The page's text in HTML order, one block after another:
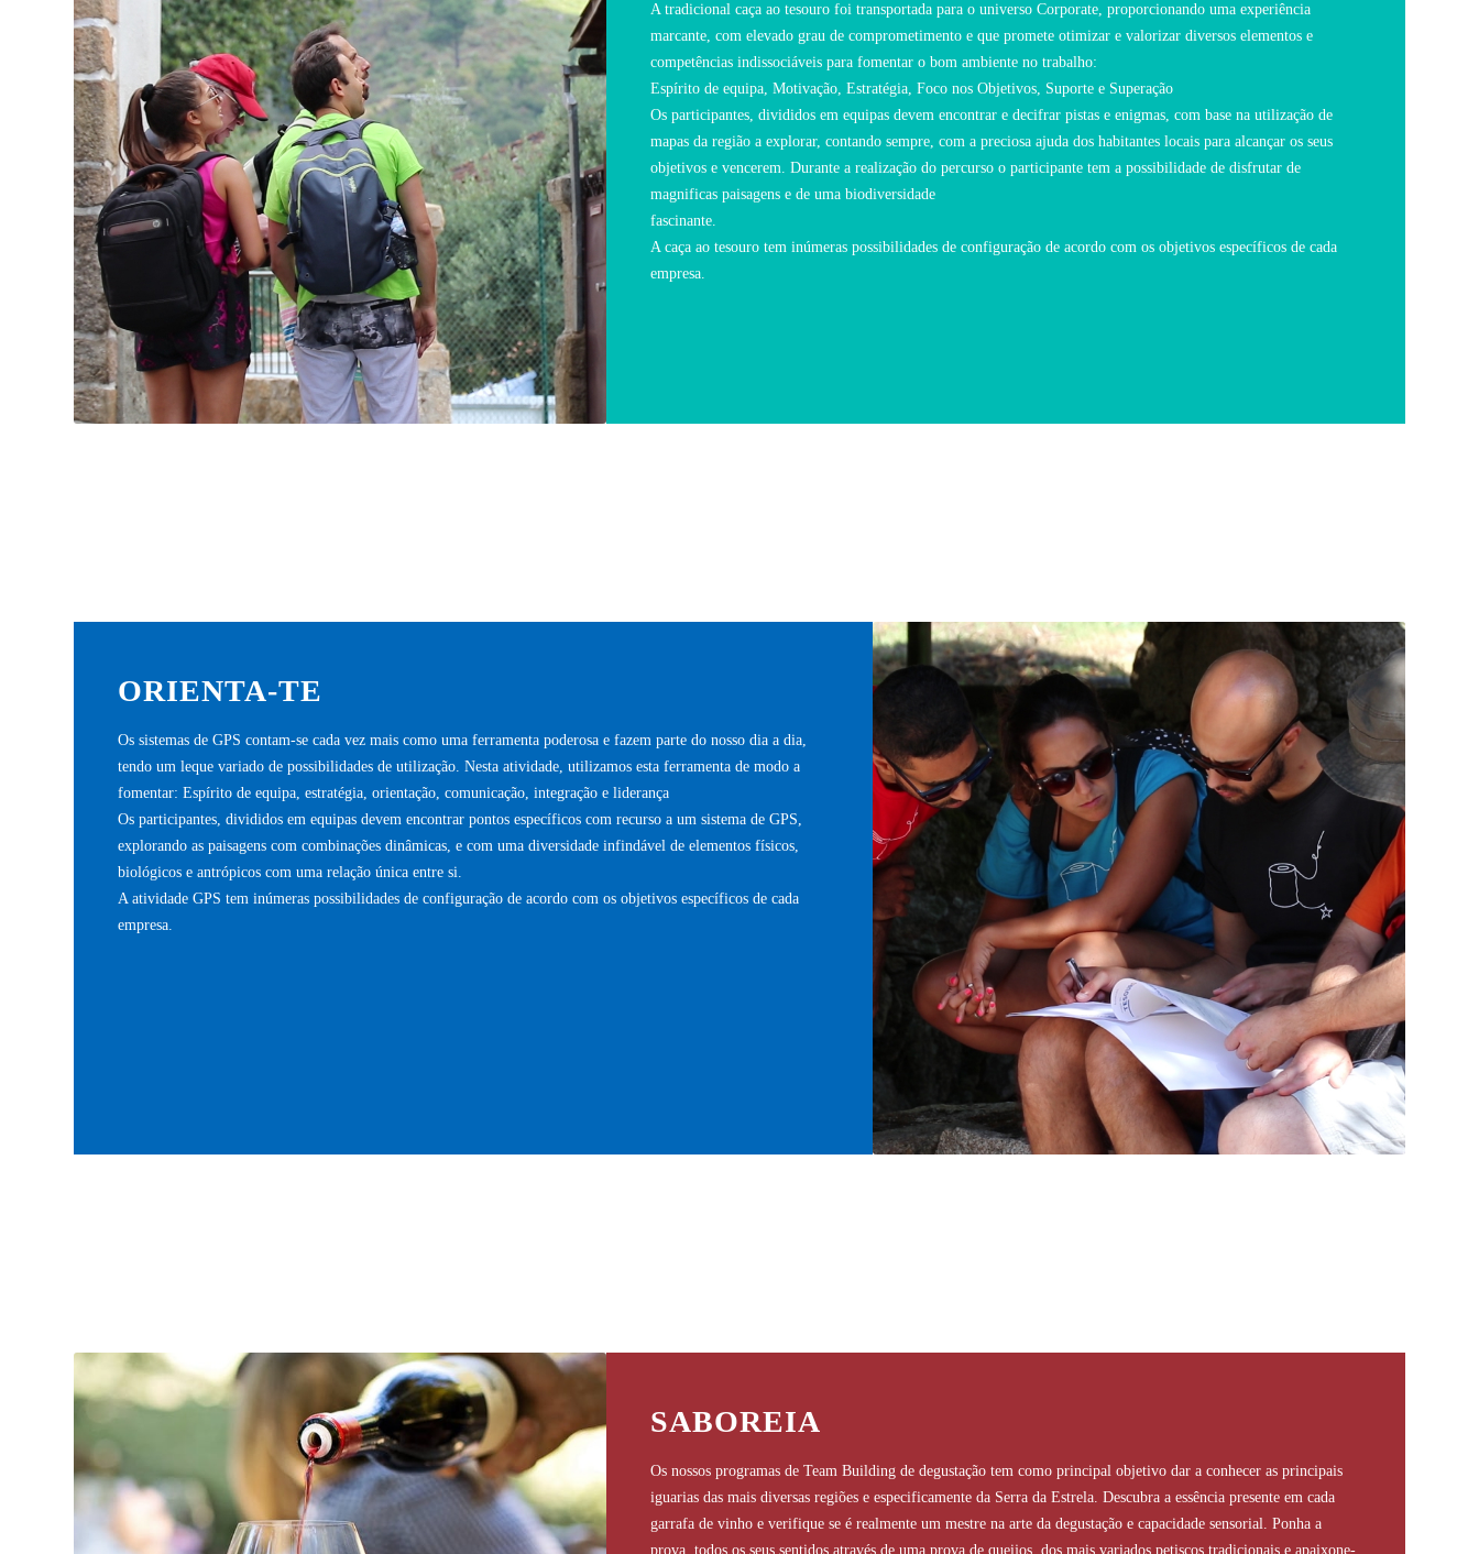
A tradicional caça ao tesouro foi transportada para o universo Corporate, proporcionando uma experiência
marcante, com elevado grau de comprometimento e que promete otimizar e valorizar diversos elementos e
competências indissociáveis para fomentar o bom ambiente no trabalho:
Espírito de equipa, Motivação, Estratégia, Foco nos Objetivos, Suporte e Superação
Os participantes, divididos em equipas devem encontrar e decifrar pistas e enigmas, com base na utilização de
mapas da região a explorar, contando sempre, com a preciosa ajuda dos habitantes locais para alcançar os seus
objetivos e vencerem. Durante a realização do percurso o participante tem a possibilidade de disfrutar de
magnificas paisagens e de uma biodiversidade
fascinante.
A caça ao tesouro tem inúmeras possibilidades de configuração de acordo com os objetivos específicos de cada
empresa.
ORIENTA-TE
Os sistemas de GPS contam-se cada vez mais como uma ferramenta poderosa e fazem parte do nosso dia a dia,
tendo um leque variado de possibilidades de utilização. Nesta atividade, utilizamos esta ferramenta de modo a
fomentar: Espírito de equipa, estratégia, orientação, comunicação, integração e liderança
Os participantes, divididos em equipas devem encontrar pontos específicos com recurso a um sistema de GPS,
explorando as paisagens com combinações dinâmicas, e com uma diversidade infindável de elementos físicos,
biológicos e antrópicos com uma relação única entre si.
A atividade GPS tem inúmeras possibilidades de configuração de acordo com os objetivos específicos de cada
empresa.
SABOREIA
Os nossos programas de Team Building de degustação tem como principal objetivo dar a conhecer as principais
iguarias das mais diversas regiões e especificamente da Serra da Estrela. Descubra a essência presente em cada
garrafa de vinho e verifique se é realmente um mestre na arte da degustação e capacidade sensorial. Ponha a
prova, todos os seus sentidos através de uma prova de queijos, dos mais variados petiscos tradicionais e apaixone-